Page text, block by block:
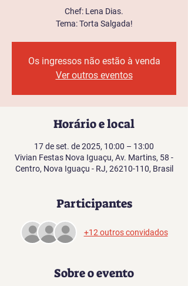
Chef: Lena Dias.
Tema: Torta Salgada!
Os ingressos não estão à venda
Ver outros eventos
Horário e local
17 de set. de 2025, 10:00 – 13:00
Vivian Festas Nova Iguaçu, Av. Martins, 58 -
Centro, Nova Iguaçu - RJ, 26210-110, Brasil
Participantes
+12 outros convidados
Sobre o evento